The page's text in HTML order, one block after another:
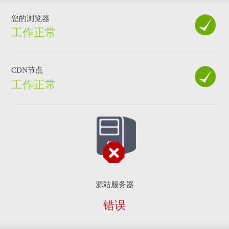
您的浏览器
工作正常
CDN节点
工作正常
源站服务器
错误